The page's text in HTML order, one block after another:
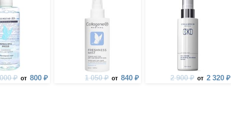
₽ от 800 ₽ 1 050 ₽ от 840 ₽ 2 900 ₽ от 2 320 ₽